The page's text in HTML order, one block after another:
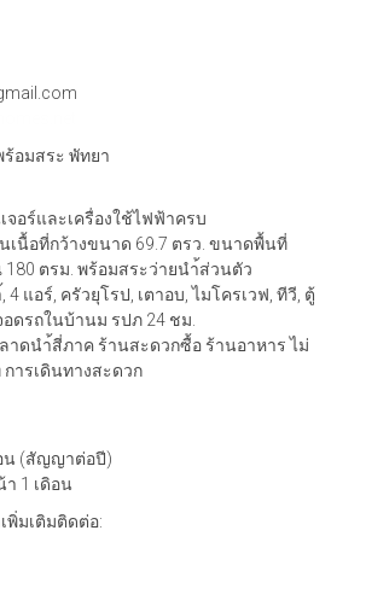
ร้อมสระ พัทยา
จอร์และเครื่องใช้ไฟฟ้าครบ
เนื้อที่กว้างขนาด 69.7 ตรว. ขนาดพื้นที่
ตรม. พร้อมสระว่ายนำ้ส่วนตัว
4 แอร์, ครัวยุโรป, เตาอบ, ไมโครเวฟ, ทีวี, ตู้
อดรถในบ้านม รปภ 24 ชม.
าดนำ้สี่ภาค ร้านสะดวกซื้อ ร้านอาหาร ไม่
ารเดินทางสะดวก
น (สัญญาต่อปี)
า 1 เดิอน
พิ่มเติมติดต่อ: